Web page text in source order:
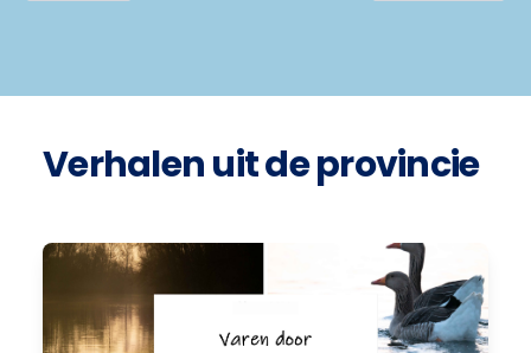
Verhalen uit de provincie